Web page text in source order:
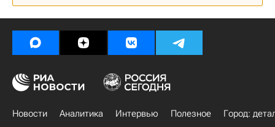
Новости Аналитика Интервью Полезное
Город: